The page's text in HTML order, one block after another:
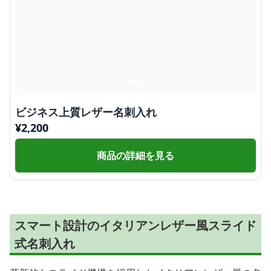
ビジネス上質レザー名刺入れ
¥2,200
商品の詳細を見る
スマート設計のイタリアンレザー風スライド
式名刺入れ